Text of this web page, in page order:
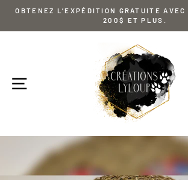
Passer
contenu
OBTENEZ L’EXPÉDITION GRATUITE AVEC
200$ ET PLUS.